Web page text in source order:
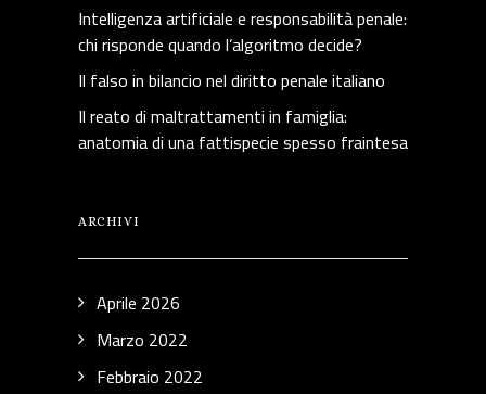
Intelligenza artificiale e responsabilità penale:
chi risponde quando l’algoritmo decide?
Il falso in bilancio nel diritto penale italiano
Il reato di maltrattamenti in famiglia:
anatomia di una fattispecie spesso fraintesa
ARCHIVI
Aprile 2026
Marzo 2022
Febbraio 2022